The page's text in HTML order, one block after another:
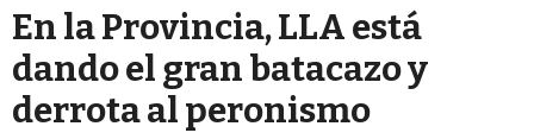
En la Provincia, LLA está
dando el gran batacazo y
derrota al peronismo